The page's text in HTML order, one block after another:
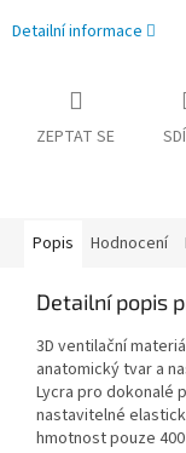
Detailní informace
ZEPTAT SE
Popis Hodnocení
Detailní popis
3D ventilační
anatomický tvar a
Lycra pro dokonalé
nastavitelné
hmotnost pouze 400